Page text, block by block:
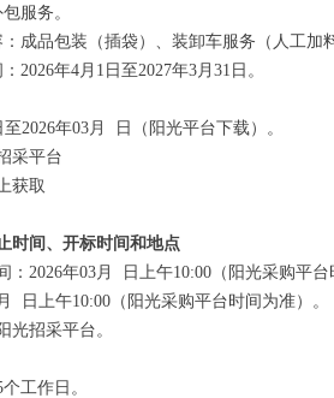
服务。
成品包装（插袋）、装卸车服务（人工
2026年4月1日至2027年3月31日。
2026年03月 日（阳光平台下载）。
采平台
获取
时间、开标时间和地点
：2026年03月 日上午10:00（阳光采购平
日上午10:00（阳光采购平台时间为准）。
光招采平台。
工作日。